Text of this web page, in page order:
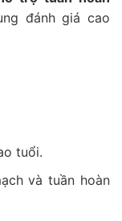
đánh giá cao
tuổi.
và tuần hoàn